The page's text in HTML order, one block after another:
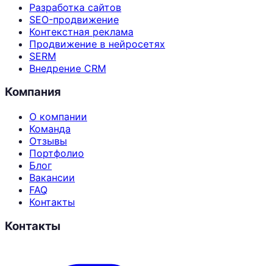
Разработка сайтов
SEO-продвижение
Контекстная реклама
Продвижение в нейросетях
SERM
Внедрение CRM
Компания
О компании
Команда
Отзывы
Портфолио
Блог
Вакансии
FAQ
Контакты
Контакты